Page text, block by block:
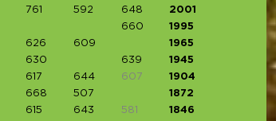
761 592 648
2001
660
1995
626 609
1965
630 639
1945
617 644 607
1904
668 507
1872
615 643 581
1846